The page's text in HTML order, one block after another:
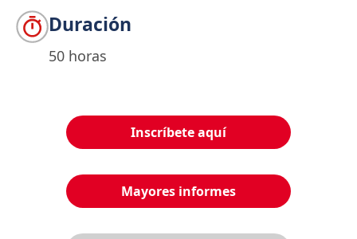
Duración
50 horas
Inscríbete aquí
Mayores informes